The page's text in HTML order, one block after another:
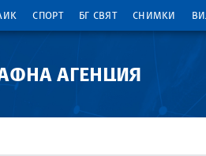
СПОРТ БГ СВЯТ СНИМКИ
АГЕНЦИЯ